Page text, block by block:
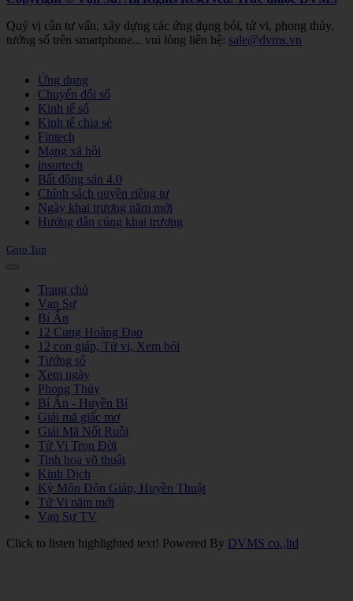
Quý vị cần tư vấn, xây dựng các ứng dụng bói, tử vi, phong thủy,
tướng số trên smartphone... vui lòng liên hệ: sale@dvms.vn
Ứng dụng
Chuyển đổi số
Kinh tế số
Kinh tế chia sẻ
Fintech
Mạng xã hội
insurtech
Bất động sản 4.0
Chính sách quyền riêng tư
Ngày khai trương năm mới
Hướng dẫn cúng khai trương
Goto Top
Trang chủ
Vạn Sự
Bí Ẩn
12 Cung Hoàng Đạo
12 con giáp, Tử vi, Xem bói
Tướng số
Xem ngày
Phong Thủy
Bí Ẩn - Huyền Bí
Giải mã giấc mơ
Giải Mã Nốt Ruồi
Tử Vi Trọn Đời
Tinh hoa võ thuật
Kinh Dịch
Kỳ Môn Độn Giáp, Huyền Thuật
Tử Vi năm mới
Vạn Sự TV
Click to listen highlighted text! Powered By DVMS co.,ltd